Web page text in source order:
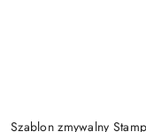
Szablon zmywalny